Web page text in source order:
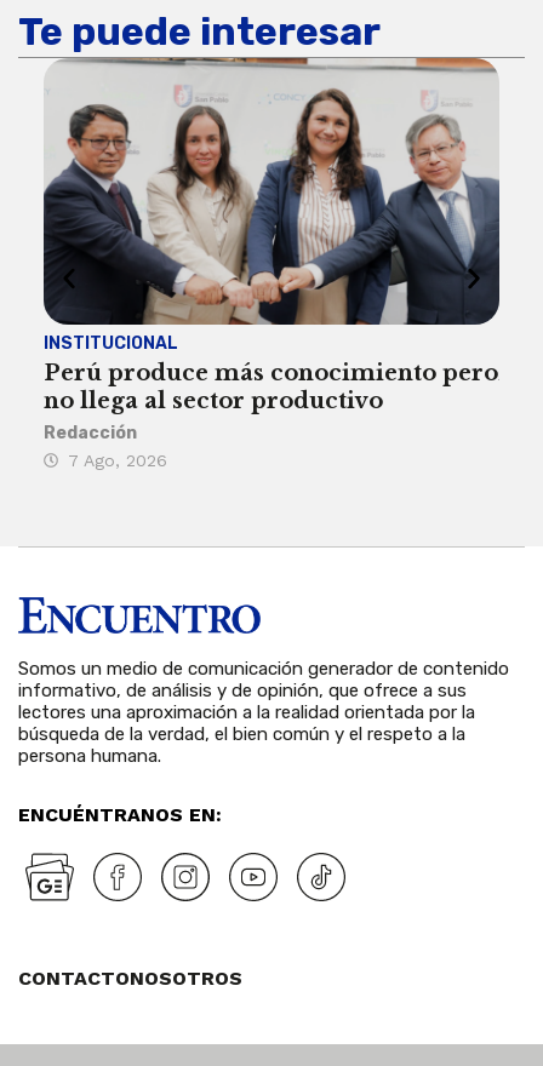
Te puede interesar
INSTITUCIONAL
Perú produce más conocimiento pero
no llega al sector productivo
Redacción
7 Ago, 2026
Somos un medio de comunicación generador de contenido
informativo, de análisis y de opinión, que ofrece a sus
lectores una aproximación a la realidad orientada por la
búsqueda de la verdad, el bien común y el respeto a la
persona humana.
ENCUÉNTRANOS EN:
CONTACTONOSOTROS